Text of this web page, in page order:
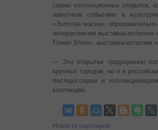
серию коллекционных открыток,
заметным событиям в
«Золотая маска»,
интерактивная выставка-
Flower Show», выставка-иллюзия
— Эти открытки традиционно
крупных городов, но и в
посткроссерам и
коллекцию.
Новости партнеров